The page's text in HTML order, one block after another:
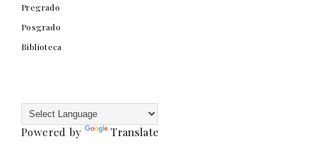
Pregrado
Posgrado
Biblioteca
Powered by Translate